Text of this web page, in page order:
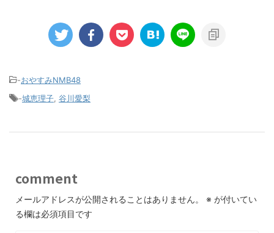
-おやすみNMB48
-城恵理子 谷川愛梨
comment
メールアドレスが公開されることはありません。 ※ が付いてい
る欄は必須項目です